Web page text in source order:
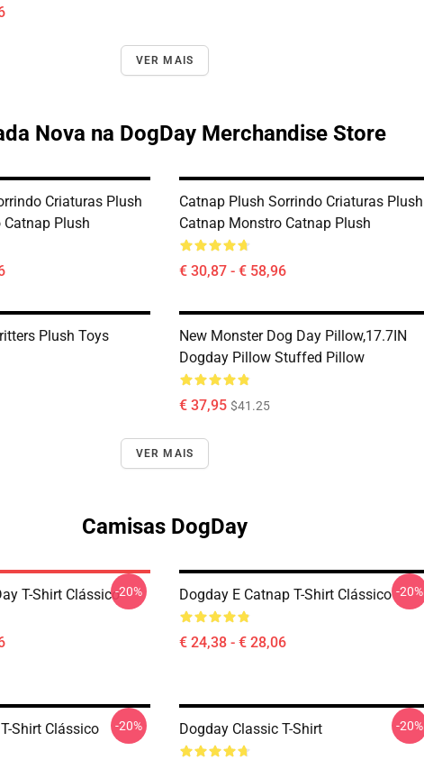
VER MAIS
Nova na DogDay Merchandise Store
Criaturas Plush
Plush
Catnap Plush Sorrindo Criaturas Plush
Catnap Monstro Catnap Plush
€ 30,87 - € 58,96
Plush Toys
New Monster Dog Day Pillow,17.7IN
Dogday Pillow Stuffed Pillow
€ 37,95 $41.25
VER MAIS
Camisas DogDay
T-Shirt Clássico-20% Dogday E Catnap T-Shirt Clássico
€ 24,38 - € 28,06
-20%
Shirt Clássico -20% Dogday Classic T-Shirt -20%